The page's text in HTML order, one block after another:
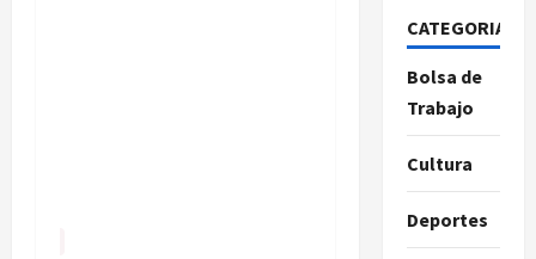
CATEGORIAS
Bolsa de
Trabajo
Cultura
Deportes